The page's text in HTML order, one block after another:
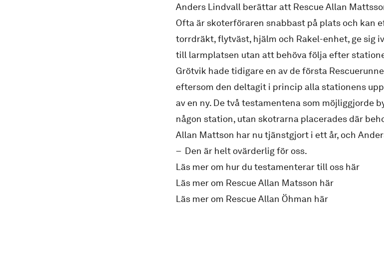
Anders Lindvall berättar att Rescue Allan
Ofta är skoterföraren snabbast på plats och kan
torrdräkt, flytväst, hjälm och Rakel-enhet, ge sig
till larmplatsen utan att behöva följa efter
Grötvik hade tidigare en av de första
eftersom den deltagit i princip alla stationens
av en ny. De två testamentena som möjliggjorde
någon station, utan skotrarna placerades där
Allan Mattson har nu tjänstgjort i ett år, och
– Den är helt ovärderlig för oss.
Läs mer om hur du testamenterar till oss här
Läs mer om Rescue Allan Matsson här
Läs mer om Rescue Allan Öhman här